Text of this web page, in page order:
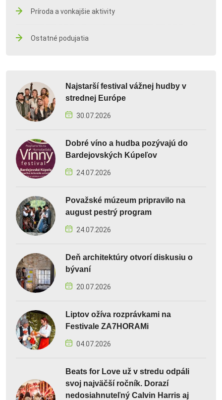
Príroda a vonkajšie aktivity
Ostatné podujatia
Najstarší festival vážnej hudby v
strednej Európe
30.07.2026
Dobré víno a hudba pozývajú do
Bardejovských Kúpeľov
24.07.2026
Považské múzeum pripravilo na
august pestrý program
24.07.2026
Deň architektúry otvorí diskusiu o
bývaní
20.07.2026
Liptov ožíva rozprávkami na
Festivale ZA7HORAMi
04.07.2026
Beats for Love už v stredu odpáli
svoj najväčší ročník. Dorazí
nedosiahnuteľný Calvin Harris aj